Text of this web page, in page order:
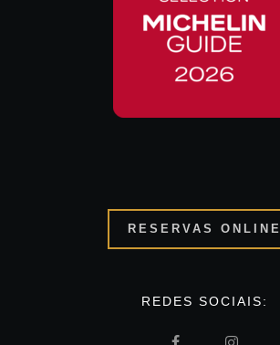
RESERVAS ONLINE
REDES SOCIAIS: